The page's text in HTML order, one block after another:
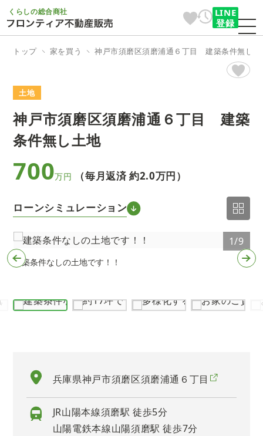
くらしの総合商社
LINE
登録
トップ 家を買う 神戸市須磨区須磨浦通６丁目 建築条件無し土
土地
神戸市須磨区須磨浦通６丁目 建築
条件無し土地
700万円 （毎月返済 約2.0万円）
ローンシミュレーション
1/9
建築条件なしの土地です！！
兵庫県神戸市須磨区須磨浦通６丁目
JR山陽本線須磨駅 徒歩5分
山陽電鉄本線山陽須磨駅 徒歩7分